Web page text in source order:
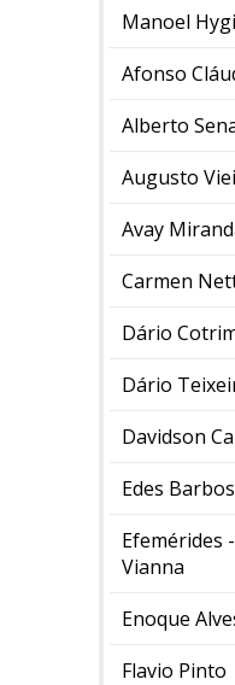
Manoel
Afonso
Alberto
Augusto
Avay
Carmen
Dário
Dário
Davidson
Edes
Efemérides
Vianna
Enoque
Flavio Pinto